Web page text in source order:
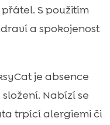
S použitím
a spokojenost
je absence
Nabízí se
trpící alergiemi či